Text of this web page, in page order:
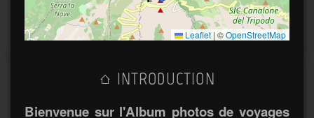
Leaflet | ©OpenStreetMap
INTRODUCTION
Bienvenue sur l'Album photos de voyages